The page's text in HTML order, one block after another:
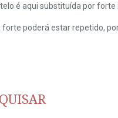
é aqui substituída por forte
poderá estar repetido,